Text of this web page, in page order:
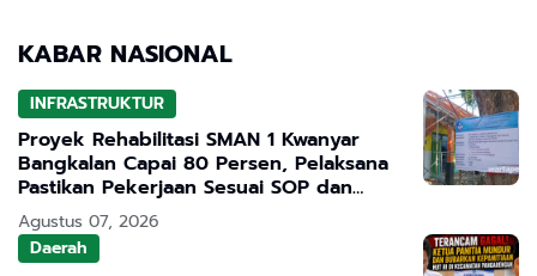
KABAR NASIONAL
INFRASTRUKTUR
Proyek Rehabilitasi SMAN 1 Kwanyar
Bangkalan Capai 80 Persen, Pelaksana
Pastikan Pekerjaan Sesuai SOP dan
Transparan
Agustus 07, 2026
Daerah